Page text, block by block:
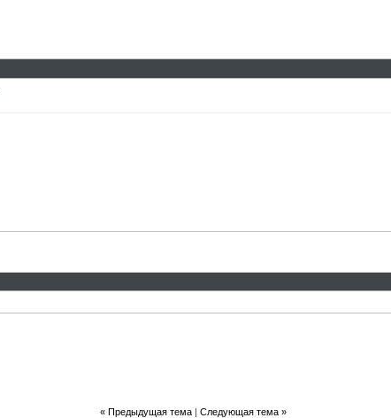
« Предыдущая тема| Следующая тема »